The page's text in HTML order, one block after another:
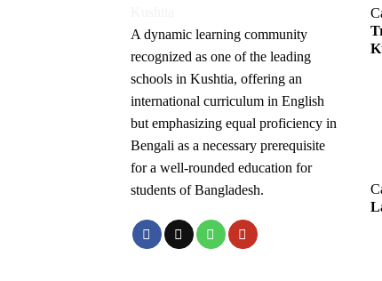
A dynamic learning community
recognized as one of the leading
schools in Kushtia, offering an
international curriculum in English
but emphasizing equal proficiency in
Bengali as a necessary prerequisite
for a well-rounded education for
students of Bangladesh.